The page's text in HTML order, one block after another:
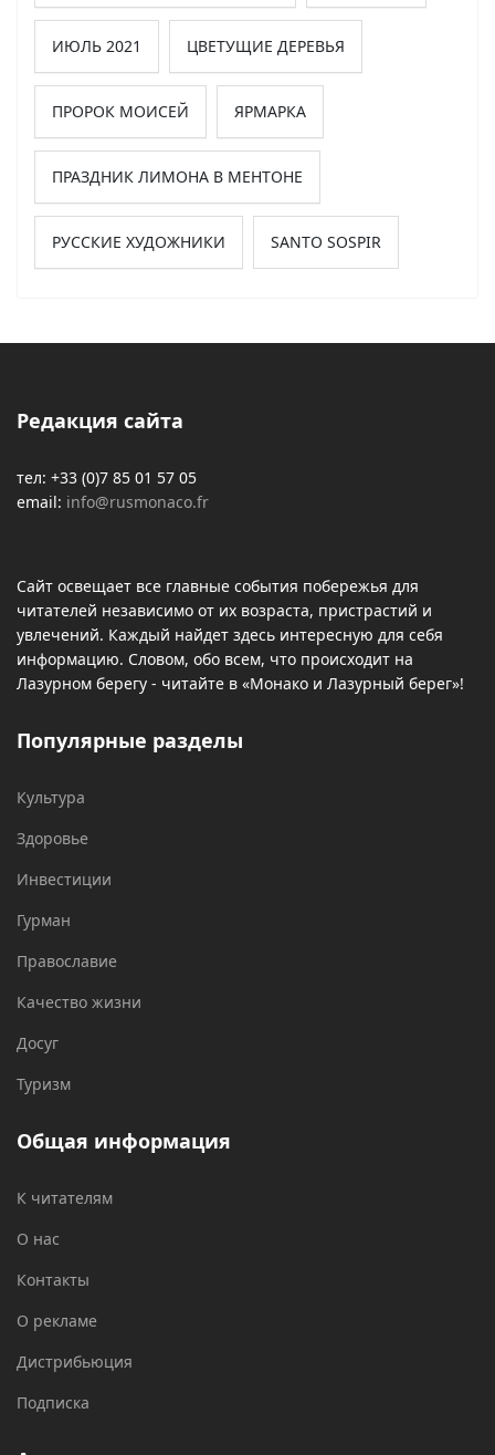
ИЮЛЬ 2021 ЦВЕТУЩИЕ ДЕРЕВЬЯ
ПРОРОК МОИСЕЙ ЯРМАРКА
ПРАЗДНИК ЛИМОНА В МЕНТОНЕ
РУССКИЕ ХУДОЖНИКИ SANTO SOSPIR
Редакция сайта
тел: +33 (0)7 85 01 57 05
email: info@rusmonaco.fr
Сайт освещает все главные события побережья для
читателей независимо от их возраста, пристрастий и
увлечений. Каждый найдет здесь интересную для себя
информацию. Словом, обо всем, что происходит на
Лазурном берегу - читайте в «Монако и Лазурный берег»!
Популярные разделы
Культура
Здоровье
Инвестиции
Гурман
Православие
Качество жизни
Досуг
Туризм
Общая информация
К читателям
О нас
Контакты
О рекламе
Дистрибьюция
Подписка